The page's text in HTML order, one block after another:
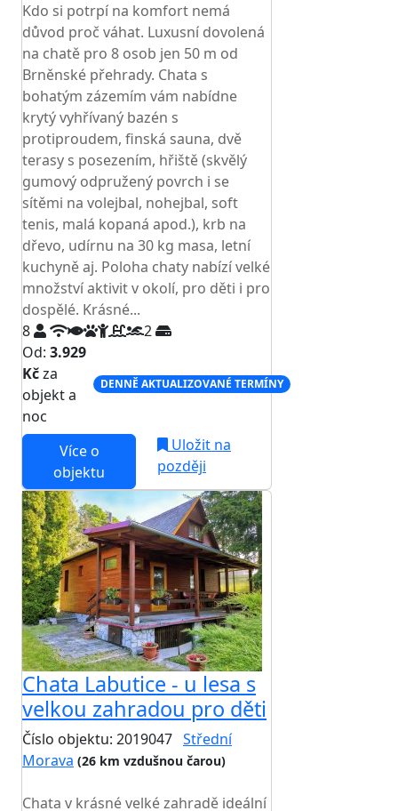
Kdo si potrpí na komfort nemá
důvod proč váhat. Luxusní dovolená
na chatě pro 8 osob jen 50 m od
Brněnské přehrady. Chata s
bohatým zázemím vám nabídne
krytý vyhřívaný bazén s
protiproudem, finská sauna, dvě
terasy s posezením, hřiště (skvělý
gumový odpružený povrch i se
sítěmi na volejbal, nohejbal, soft
tenis, malá kopaná apod.), krb na
dřevo, udírnu na 30 kg masa, letní
kuchyně aj. Poloha chaty nabízí velké
množství aktivit v okolí, pro děti i pro
dospělé. Krásné...
8
2
Od: 3.929
Kčza
objekt a
noc
DENNĚ AKTUALIZOVANÉ TERMÍNY
Více o
objektu
Uložit na
později
Chata Labutice - u lesa s
velkou zahradou pro děti
Číslo objektu: 2019047 Střední
Morava (26 km vzdušnou čarou)
Chata v krásné velké zahradě ideální